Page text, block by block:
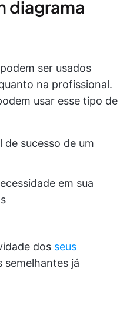
diagrama
ser usados
na profissional.
usar esse tipo de
sucesso de um
em sua
dos seus
semelhantes já